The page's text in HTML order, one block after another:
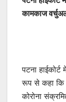
कामकाज
पटना
रूप से कहा कि
कोरोना